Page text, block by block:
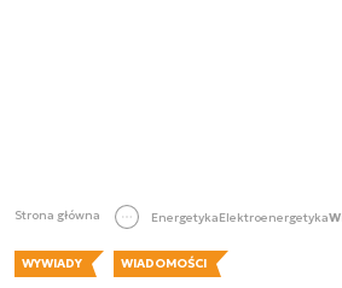
Strona główna EnergetykaElektroenergetyka
WYWIADY WIADOMOŚCI